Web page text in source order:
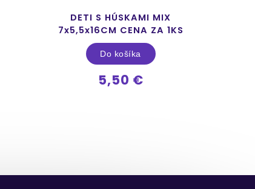
DETI S HÚSKAMI MIX
7x5,5x16CM CENA ZA 1KS
5,50 €
Do košíka